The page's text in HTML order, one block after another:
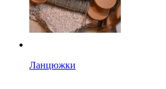
Ланцюжки